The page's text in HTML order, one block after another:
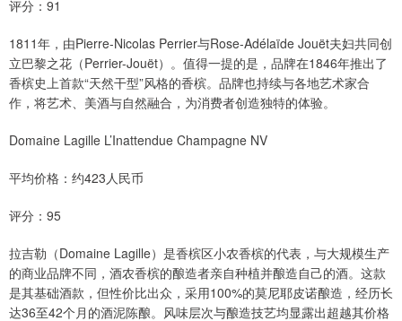
评分：91
1811年，由Pierre-Nicolas Perrier与Rose-Adélaïde Jouët夫妇共同创
立巴黎之花（Perrier-Jouët）。值得一提的是，品牌在1846年推出了
香槟史上首款“天然干型”风格的香槟。品牌也持续与各地艺术家合
作，将艺术、美酒与自然融合，为消费者创造独特的体验。
Domaine Lagille L’Inattendue Champagne NV
平均价格：约423人民币
评分：95
拉吉勒（Domaine Lagille）是香槟区小农香槟的代表，与大规模生产
的商业品牌不同，酒农香槟的酿造者亲自种植并酿造自己的酒。这款
是其基础酒款，但性价比出众，采用100%的莫尼耶皮诺酿造，经历长
达36至42个月的酒泥陈酿。风味层次与酿造技艺均显露出超越其价格